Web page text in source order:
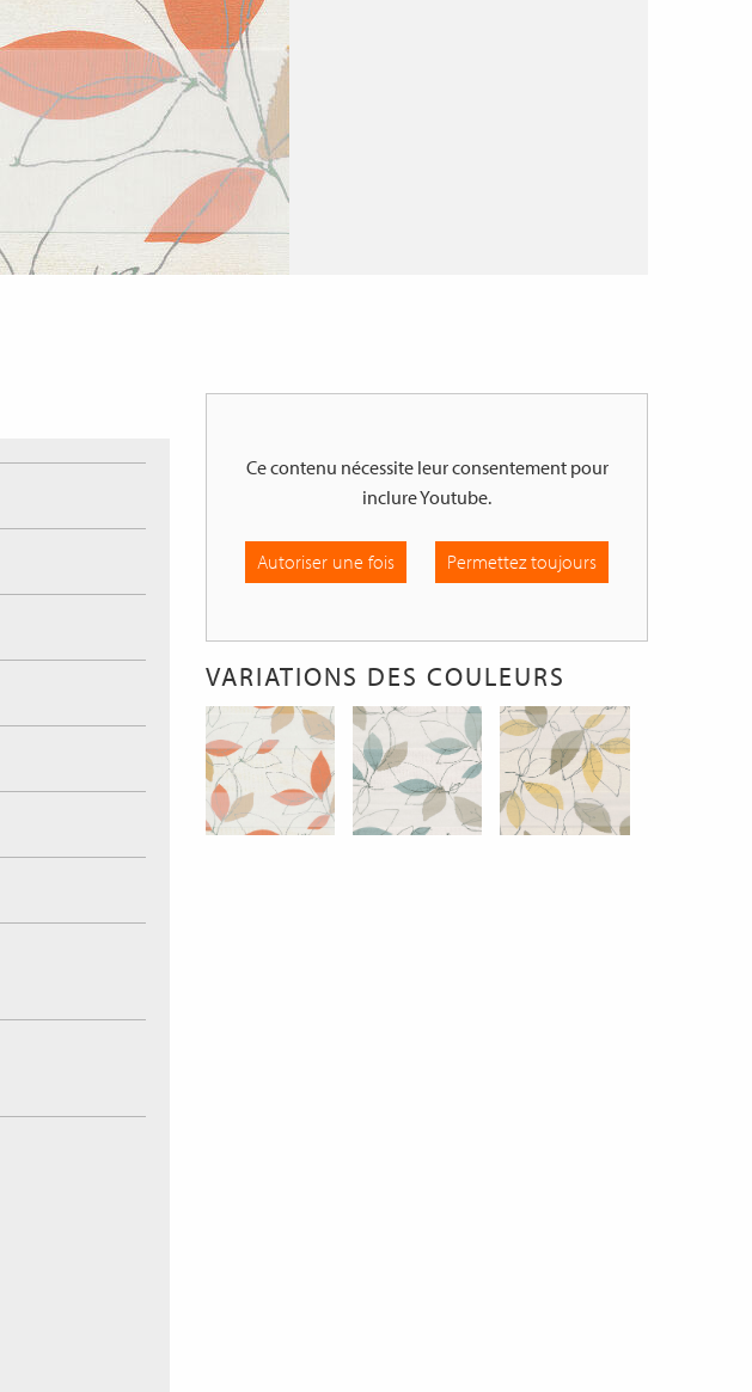
Ce contenu nécessite leur consentement pour
inclureYoutube.
Autoriser une fois Permettez toujours
VARIATIONS DES COULEURS